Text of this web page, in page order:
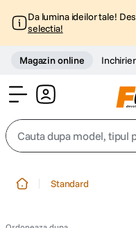
Da lumina ideilor tale!
selectia!
Magazin online
Cauta dupa model, tipul
Standard